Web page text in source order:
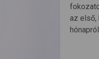
az első,